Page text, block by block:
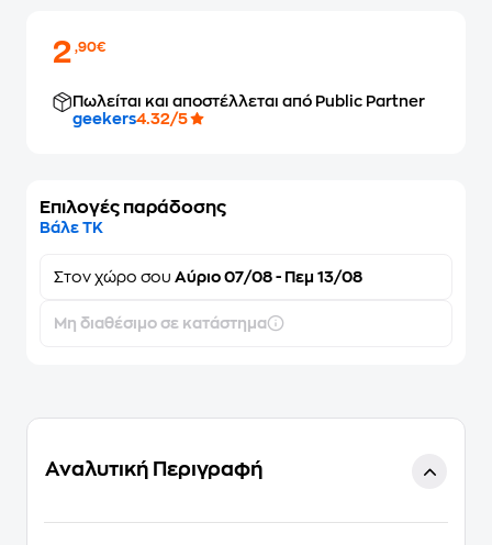
2,90€
Πωλείται και αποστέλλεται από Public Partner
geekers4.32/5
Επιλογές παράδοσης
Βάλε ΤΚ
Στον χώρο σου Αύριο 07/08 - Πεμ 13/08
Μη διαθέσιμο σε κατάστημα
Αναλυτική Περιγραφή